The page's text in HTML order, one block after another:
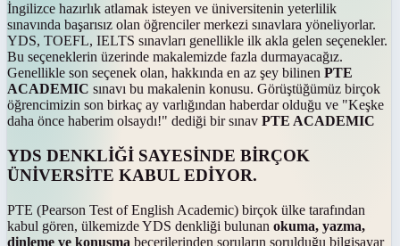
İngilizce hazırlık atlamak isteyen ve üniversitenin yeterlilik
sınavında başarısız olan öğrenciler merkezi sınavlara yöneliyorlar.
YDS, TOEFL, IELTS sınavları genellikle ilk akla gelen seçenekler.
Bu seçeneklerin üzerinde makalemizde fazla durmayacağız.
Genellikle son seçenek olan, hakkında en az şey bilinen PTE
ACADEMIC sınavı bu makalenin konusu. Görüştüğümüz birçok
öğrencimizin son birkaç ay varlığından haberdar olduğu ve "Keşke
daha önce haberim olsaydı!" dediği bir sınav PTE ACADEMIC
YDS DENKLİĞİ SAYESİNDE BİRÇOK
ÜNİVERSİTE KABUL EDİYOR.
PTE (Pearson Test of English Academic) birçok ülke tarafından
kabul gören, ülkemizde YDS denkliği bulunan okuma, yazma,
dinleme ve konuşma becerilerinden soruların sorulduğu bilgisayar